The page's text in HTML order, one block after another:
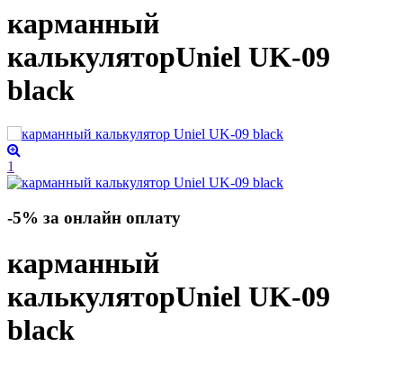
карманный
калькуляторUniel UK-09
black
1
-5% за онлайн оплату
карманный
калькуляторUniel UK-09
black